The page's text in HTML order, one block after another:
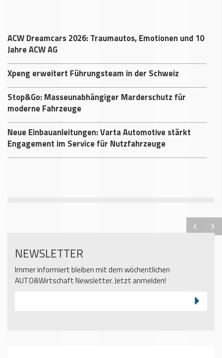
ACW Dreamcars 2026: Traumautos, Emotionen und 10
Jahre ACW AG
Xpeng erweitert Führungsteam in der Schweiz
Stop&Go: Masseunabhängiger Marderschutz für
moderne Fahrzeuge
Neue Einbauanleitungen: Varta Automotive stärkt
Engagement im Service für Nutzfahrzeuge
NEWSLETTER
Immer informiert bleiben mit dem wöchentlichen
AUTO&Wirtschaft Newsletter. Jetzt anmelden!